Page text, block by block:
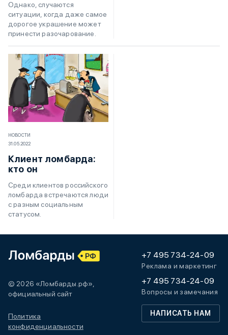
Однако, случаются
ситуации, когда даже самое
дорогое украшение может
принести разочарование.
НОВОСТИ
31.05.2022
Клиент ломбарда:
кто он
Среди клиентов российского
ломбарда встречаются люди
с разным социальным
статусом.
© 2026 «Ломбарды.рф»,
официальный сайт
Политика
конфиденциальности
+7 495 734-24-09
Реклама и маркетинг
+7 495 734-24-09
Вопросы и замечания
НАПИСАТЬ НАМ